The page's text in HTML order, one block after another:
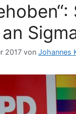
2017 von Johannes